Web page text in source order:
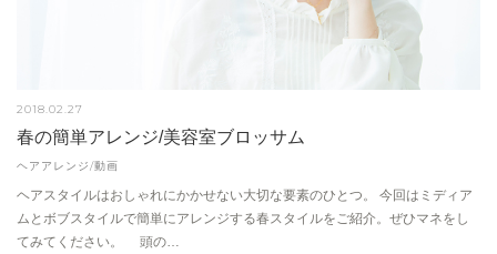
2018.02.27
春の簡単アレンジ/美容室ブロッサム
ヘアアレンジ/動画
ヘアスタイルはおしゃれにかかせない大切な要素のひとつ。 今回はミディア
ムとボブスタイルで簡単にアレンジする春スタイルをご紹介。ぜひマネをし
てみてください。 頭の…